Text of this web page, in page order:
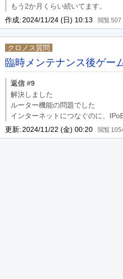
もう2か月くらい続いてます。
作成: 2024/11/24 (日) 10:13 507
クロノス質問
臨時メンテナンス後ゲー
返信 #9
解決しました
ルーター機能の問題でした
インターネットにつなぐのに、
接続に変えることで、ゲームにロ
ルーターを初期化しても数分する
更新: 2024/11/22 (金) 00:20